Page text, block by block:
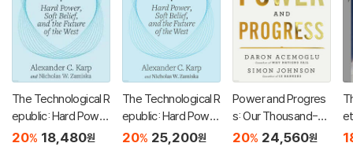
The Technological R
epublic: Hard Powe
r, Soft Belief, and th
20% 18,480원
The Technological R
epublic: Hard Powe
r, Soft Belief, and th
20% 25,200원
Power and Progres
s: Our Thousand-Ye
ar Struggle Over Te
20% 24,560원